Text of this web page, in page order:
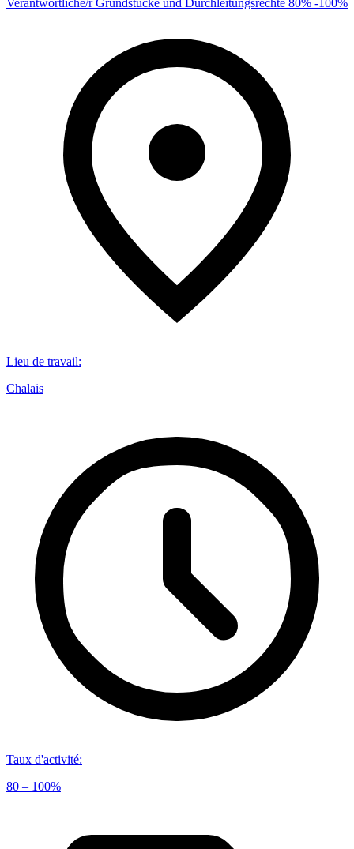
Lieu de travail:
Chalais
Taux d'activité:
80 – 100%